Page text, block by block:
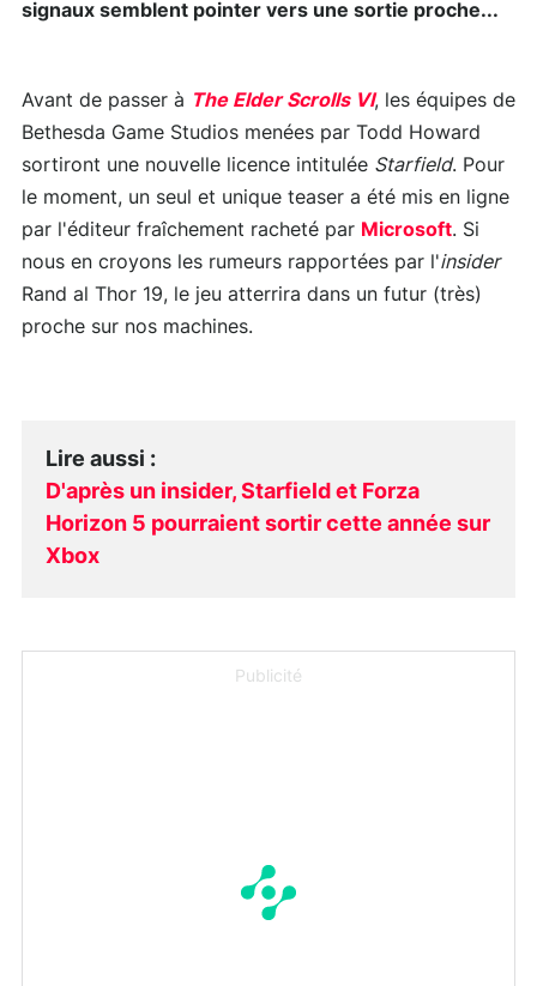
signaux semblent pointer vers une sortie proche...
Avant de passer à The Elder Scrolls VI, les équipes de
Bethesda Game Studios menées par Todd Howard
sortiront une nouvelle licence intitulée Starfield. Pour
le moment, un seul et unique teaser a été mis en ligne
par l'éditeur fraîchement racheté par Microsoft. Si
nous en croyons les rumeurs rapportées par l'insider
Rand al Thor 19, le jeu atterrira dans un futur (très)
proche sur nos machines.
Lire aussi :
D'après un insider, Starfield et Forza
Horizon 5 pourraient sortir cette année sur
Xbox
Publicité